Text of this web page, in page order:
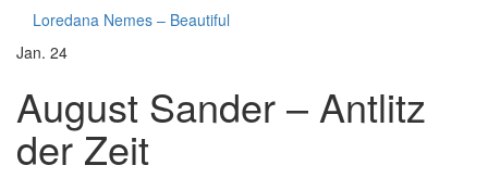
Loredana Nemes – Beautiful
Jan. 24
August Sander – Antlitz
der Zeit